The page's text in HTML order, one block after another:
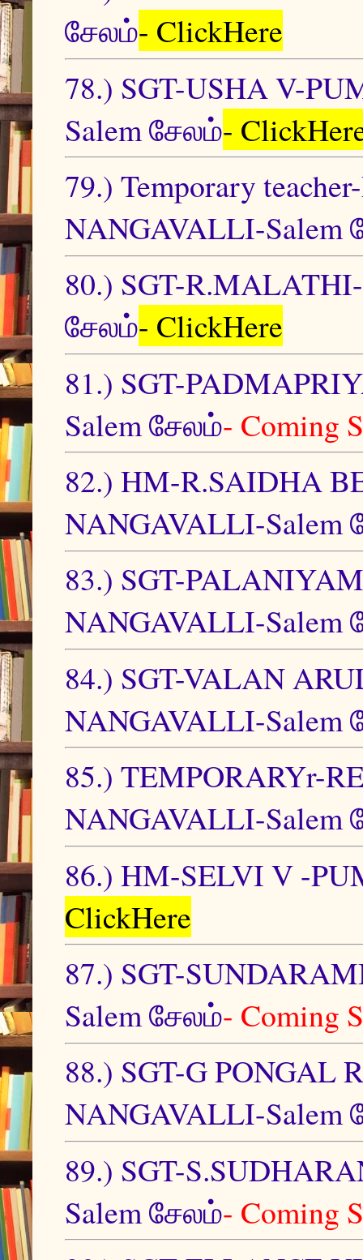
சேலம்- ClickHere
78.) SGT-USHA V-
Salem சேலம்-
79.) Temporary
NANGAVALLI-Salem
80.) SGT-
சேலம்- ClickHere
81.) SGT-
Salem சேலம்- Coming
82.) HM-R.SAIDHA
NANGAVALLI-Salem
83.) SGT-
NANGAVALLI-Salem
84.) SGT-VALAN
NANGAVALLI-Salem
85.) TEMPORARYr-
NANGAVALLI-Salem
86.) HM-SELVI V -
ClickHere
87.) SGT-
Salem சேலம்- Coming
88.) SGT-G PONGAL
NANGAVALLI-Salem
89.) SGT-
Salem சேலம்- Coming